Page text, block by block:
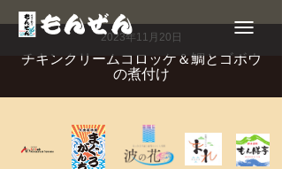
Toggle
navigation
2023年11月20日
チキンクリームコロッケ＆鯛とゴボウ
の煮付け